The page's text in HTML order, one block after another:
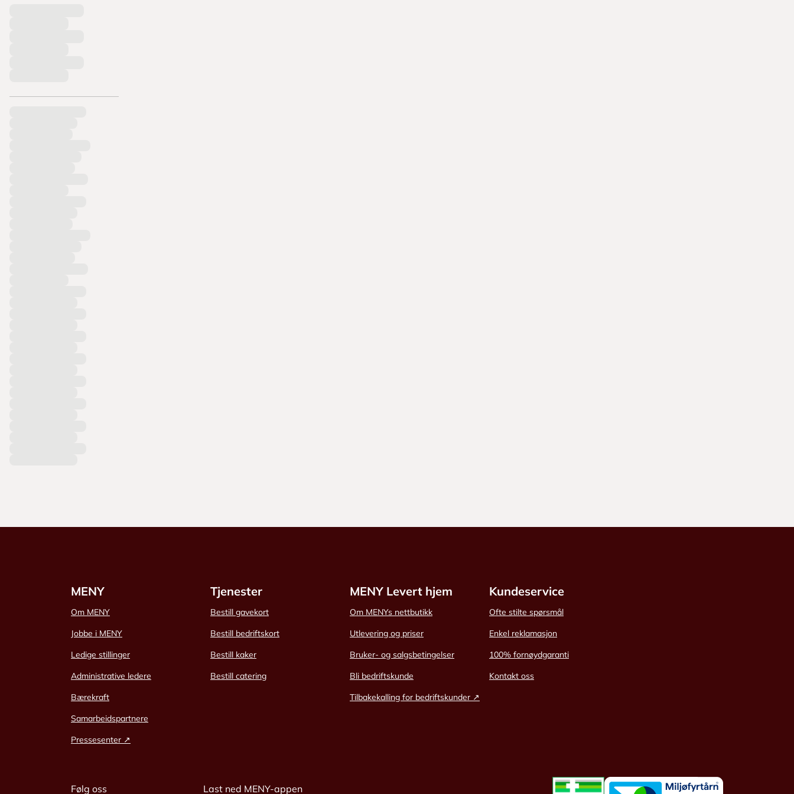
MENY
Om MENY
Jobbe i MENY
Ledige stillinger
Administrative ledere
Bærekraft
Samarbeidspartnere
Pressesenter ↗
Tjenester
Bestill gavekort
Bestill bedriftskort
Bestill kaker
Bestill catering
MENY Levert hjem
Om MENYs nettbutikk
Utlevering og priser
Bruker- og salgsbetingelser
Bli bedriftskunde
Tilbakekalling for bedriftskunder ↗
Kundeservice
Ofte stilte spørsmål
Enkel reklamasjon
100% fornøydgaranti
Kontakt oss
Følg oss Last ned MENY-appen